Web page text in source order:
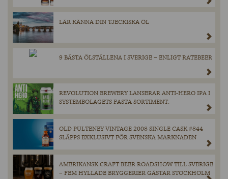
LÄR KÄNNA DIN TJECKISKA ÖL
9 BÄSTA ÖLSTÄLLENA I SVERIGE – ENLIGT RATEBEER
REVOLUTION BREWERY LANSERAR ANTI-HERO IPA I
SYSTEMBOLAGETS FASTA SORTIMENT.
OLD PULTENEY VINTAGE 2008 SINGLE CASK #844
SLÄPPS EXKLUSIVT FÖR SVENSKA MARKNADEN
AMERIKANSK CRAFT BEER ROADSHOW TILL SVERIGE
– FEM HYLLADE BRYGGERIER GÄSTAR STOCKHOLM